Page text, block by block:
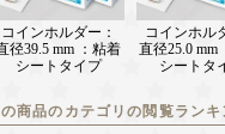
コインホルダー：
径39.5 mm ：粘着
シートタイプ
コインホル
直径25.0 mm
シートタ
商品のカテゴリの閲覧ラン